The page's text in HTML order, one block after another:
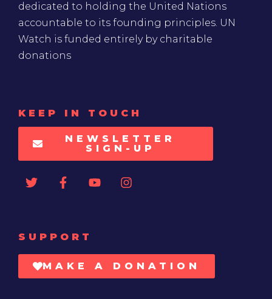
dedicated to holding the United Nations
accountable to its founding principles. UN
Watch is funded entirely by charitable
donations
KEEP IN TOUCH
NEWSLETTER
SIGN-UP
SUPPORT
MAKE A DONATION